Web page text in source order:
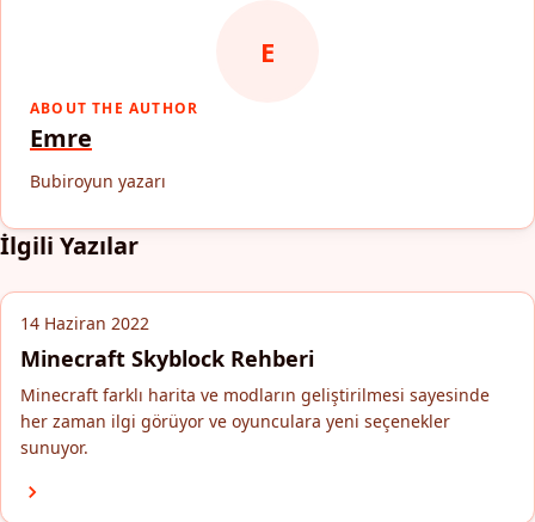
E
ABOUT THE AUTHOR
Emre
Bubiroyun yazarı
İlgili Yazılar
14 Haziran 2022
Minecraft Skyblock Rehberi
Minecraft farklı harita ve modların geliştirilmesi sayesinde
her zaman ilgi görüyor ve oyunculara yeni seçenekler
sunuyor.